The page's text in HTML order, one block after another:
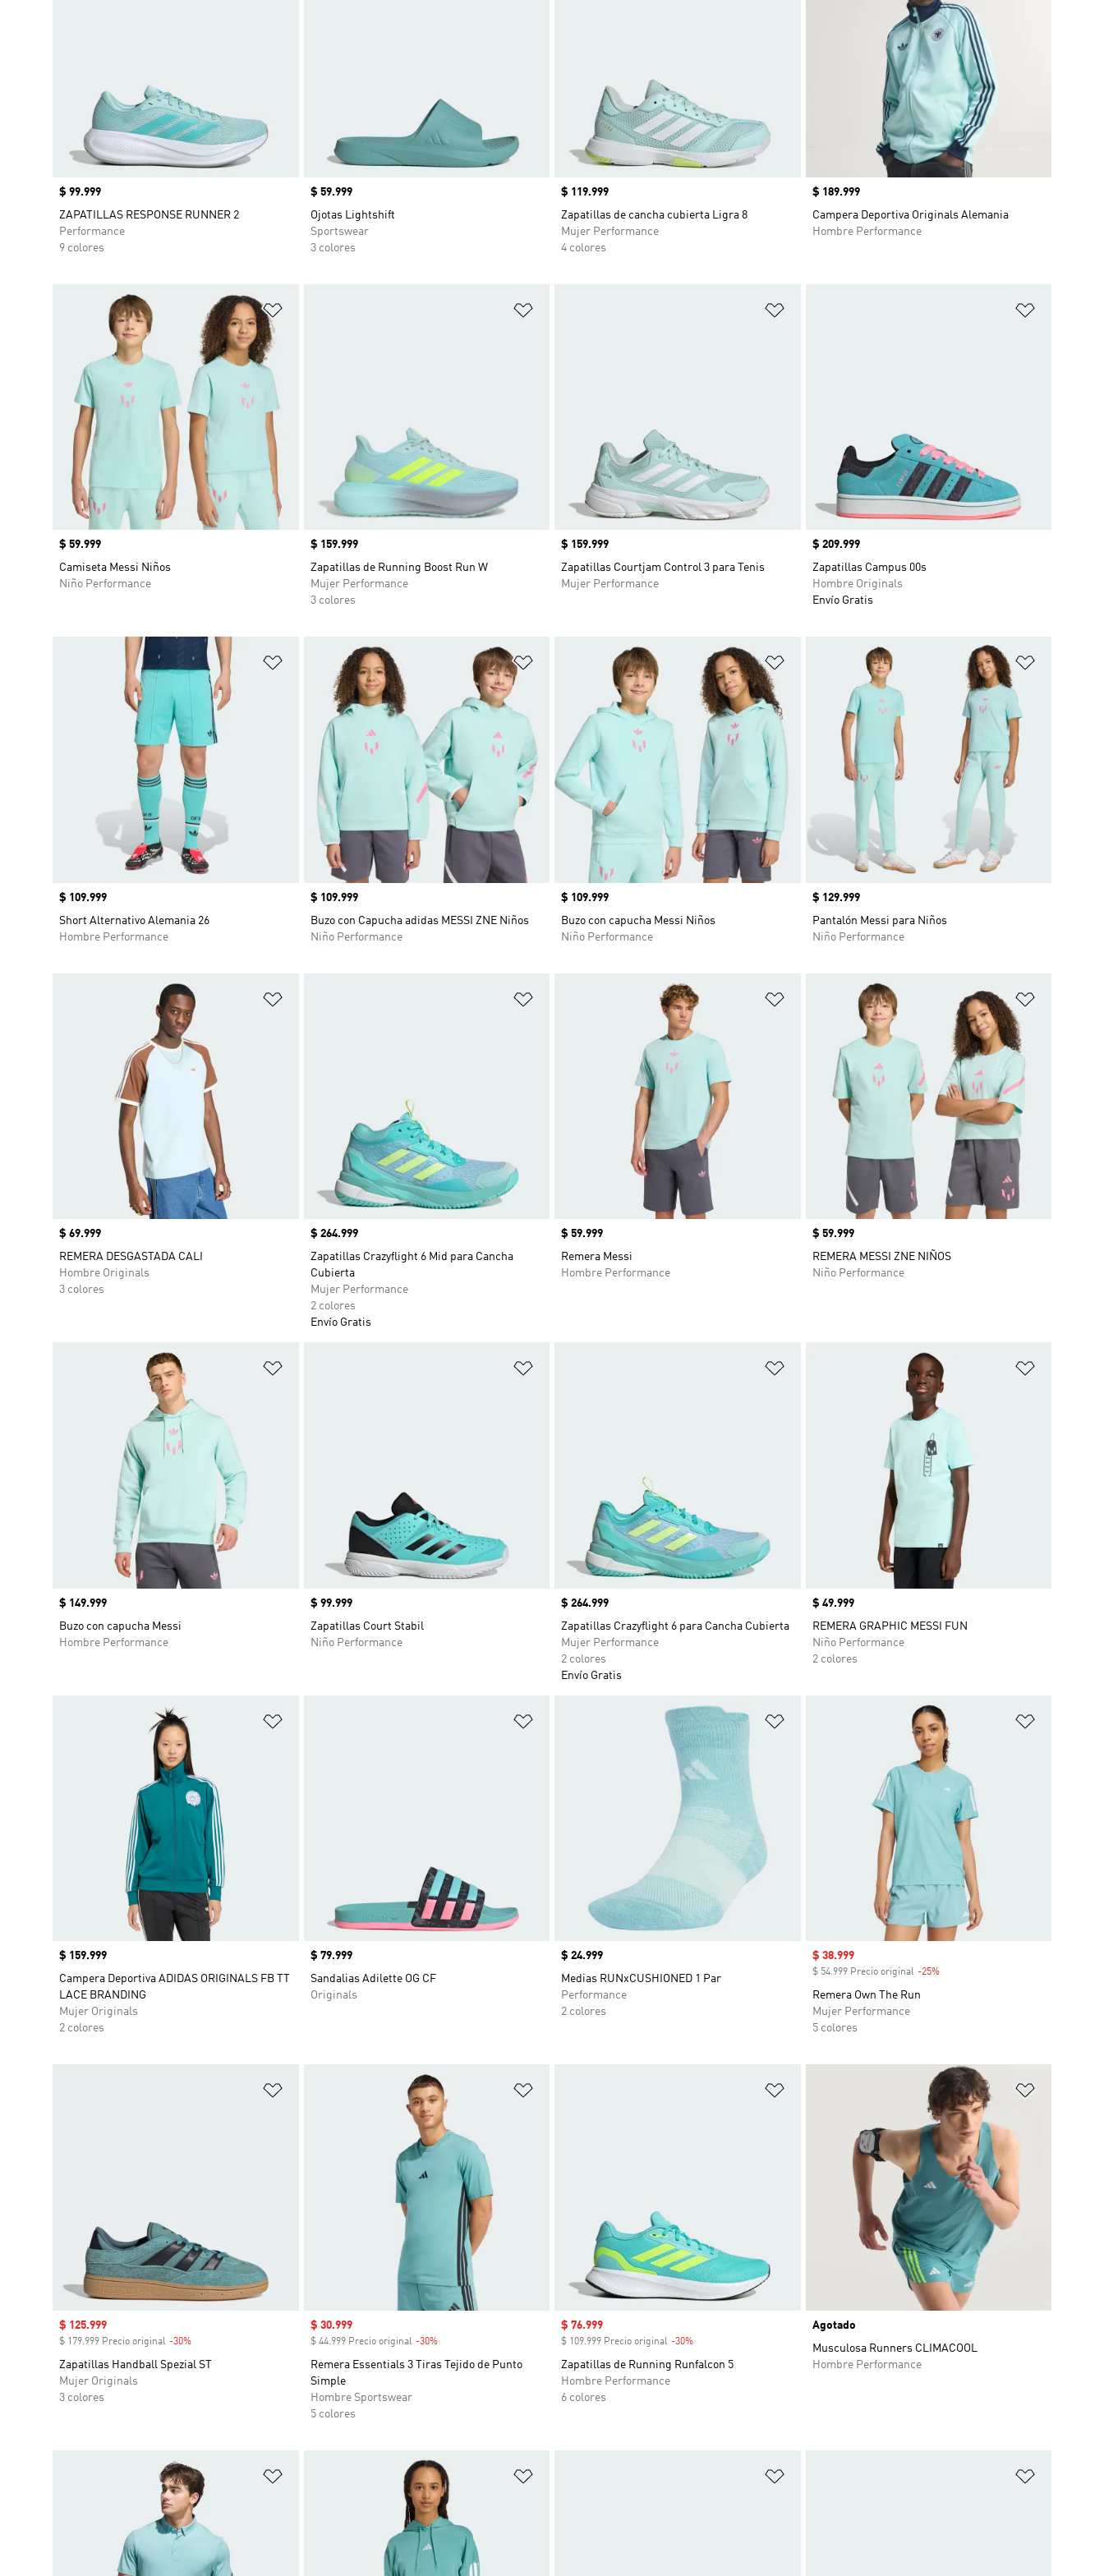
Precio
$ 99.999
ZAPATILLAS RESPONSE RUNNER 2
Performance
9 colores
Precio
$ 59.999
Ojotas Lightshift
Sportswear
3 colores
Precio
$ 119.999
Zapatillas de cancha cubierta Ligra 8
Mujer Performance
4 colores
Precio
$ 189.999
Campera Deportiva Originals Alemania
Hombre Performance
Precio
$ 59.999
Camiseta Messi Niños
Niño Performance
Precio
$ 159.999
Zapatillas de Running Boost Run W
Mujer Performance
3 colores
Precio
$ 159.999
Zapatillas Courtjam Control 3 para Tenis
Mujer Performance
Precio
$ 209.999
Zapatillas Campus 00s
Hombre Originals
Envío Gratis
Añadir a la lista de deseos
Precio
$ 109.999
Short Alternativo Alemania 26
Hombre Performance
Añadir a la lista de deseos
Precio
$ 109.999
Buzo con Capucha adidas MESSI ZNE Niños
Niño Performance
Añadir a la lista de deseos
Precio
$ 109.999
Buzo con capucha Messi Niños
Niño Performance
Precio
$ 129.999
Pantalón Messi para Niños
Niño Performance
Precio
$ 69.999
REMERA DESGASTADA CALI
Hombre Originals
3 colores
Añadir a la lista de deseos
Precio
$ 264.999
Zapatillas Crazyflight 6 Mid para Cancha
Cubierta
Mujer Performance
2 colores
Envío Gratis
Añadir a la lista de deseos
Precio
$ 59.999
Remera Messi
Hombre Performance
Precio
$ 59.999
REMERA MESSI ZNE NIÑOS
Niño Performance
Precio
$ 149.999
Buzo con capucha Messi
Hombre Performance
Precio
$ 99.999
Zapatillas Court Stabil
Niño Performance
Añadir a la lista de deseos
Precio
$ 264.999
Zapatillas Crazyflight 6 para Cancha Cubierta
Mujer Performance
2 colores
Envío Gratis
Precio
$ 49.999
REMERA GRAPHIC MESSI FUN
Niño Performance
2 colores
Precio
$ 159.999
Campera Deportiva ADIDAS ORIGINALS FB TT
LACE BRANDING
Mujer Originals
2 colores
Añadir a la lista de deseos
Precio
$ 79.999
Sandalias Adilette OG CF
Originals
Añadir a la lista de deseos
Precio
$ 24.999
Medias RUNxCUSHIONED 1 Par
Performance
2 colores
Precio de venta
$ 38.999
$ 54.999 Precio original -25%Descuento
Remera Own The Run
Mujer Performance
5 colores
Añadir a la lista de deseos
Precio de venta
$ 125.999
$ 179.999 Precio original -30%
Zapatillas Handball Spezial ST
Mujer Originals
3 colores
Precio de venta
$ 30.999
$ 44.999 Precio original -30%Descuento
Remera Essentials 3 Tiras Tejido de Punto
Simple
Hombre Sportswear
5 colores
Añadir a la lista de deseos
Precio de venta
$ 76.999
$ 109.999 Precio original -30%
Zapatillas de Running Runfalcon 5
Hombre Performance
6 colores
Agotado
Musculosa Runners CLIMACOOL
Hombre Performance
Añadir a la lista de deseos